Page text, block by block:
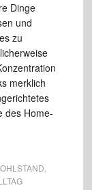
Dinge
und
zu
merklich
des Home-